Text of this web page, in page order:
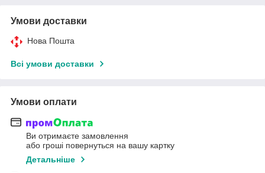
Умови доставки
Нова Пошта
Всі умови доставки
Умови оплати
Ви отримаєте замовлення
або гроші повернуться на вашу картку
Детальніше